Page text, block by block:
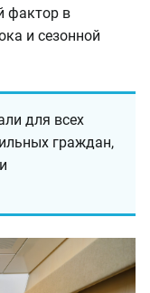
фактор в
и сезонной
для всех
граждан,